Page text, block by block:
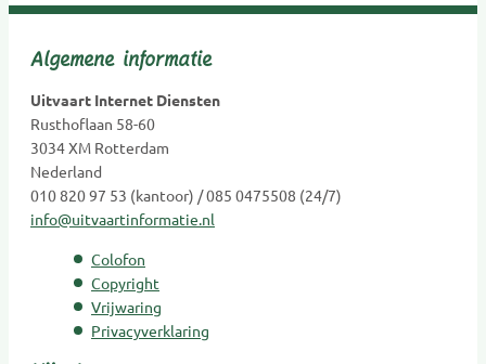
Kaarsen
Kinderen Urnen
Mediators
Muzikanten / Uitvaartmuziek
Nabestaandenzorg
Natuurbegraafplaatsen
Natuursteen
Opleidingen
Algemene informatie
Uitvaart Internet Diensten
Rusthoflaan 58-60
3034 XM Rotterdam
Nederland
010 820 97 53 (kantoor) / 085 0475508 (24/7)
info@uitvaartinformatie.nl
Colofon
Copyright
Vrijwaring
Privacyverklaring